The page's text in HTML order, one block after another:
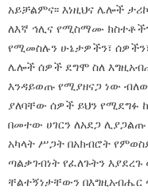
አይቻልምና፡፡ እነዚህና ሌሎች
ለእኛ ኅሊና የሚስማሙ
የሚመስሉን ሁኔታዎችን፣
ሌሎች ሰዎች ደግሞ ስለ
እንዳይወጡ የሚያዘናጋ ነው
ያለባቸው ሰዎች ይህን የሚደግፉ
በመተው ሀገርን ለአደጋ ሊያጋልጡ
አካላት ሥጋት በአክብሮት
ጣልቃገብነት የፈለጉትን
ቸልተኝነታቸውን